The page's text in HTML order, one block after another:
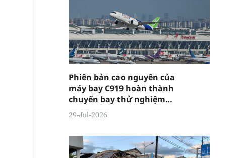
Phiên bản cao nguyên của
máy bay C919 hoàn thành
chuyến bay thử nghiệm
đầu tiên
29-Jul-2026